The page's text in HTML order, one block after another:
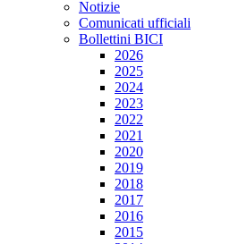
Notizie
Comunicati ufficiali
Bollettini BICI
2026
2025
2024
2023
2022
2021
2020
2019
2018
2017
2016
2015